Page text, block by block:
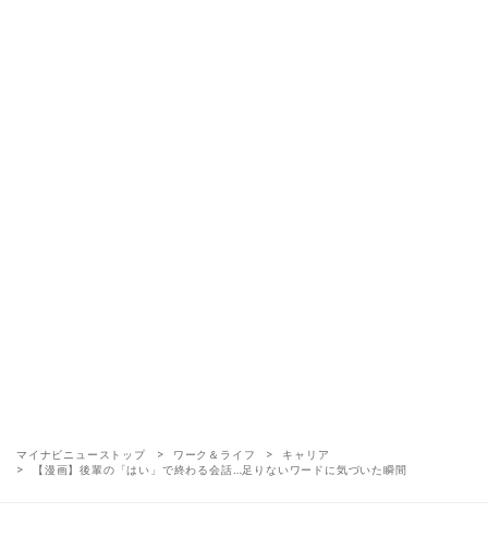
マイナビニューストップ ワーク＆ライフ
キャリア
【漫画】後輩の「はい」で終わる会話…足りないワードに気づいた瞬間